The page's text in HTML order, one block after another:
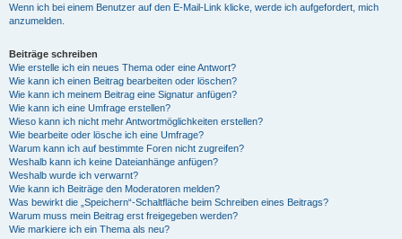
Wenn ich bei einem Benutzer auf den E-Mail-Link klicke, werde ich aufgefordert, mich
anzumelden.
Beiträge schreiben
Wie erstelle ich ein neues Thema oder eine Antwort?
Wie kann ich einen Beitrag bearbeiten oder löschen?
Wie kann ich meinem Beitrag eine Signatur anfügen?
Wie kann ich eine Umfrage erstellen?
Wieso kann ich nicht mehr Antwortmöglichkeiten erstellen?
Wie bearbeite oder lösche ich eine Umfrage?
Warum kann ich auf bestimmte Foren nicht zugreifen?
Weshalb kann ich keine Dateianhänge anfügen?
Weshalb wurde ich verwarnt?
Wie kann ich Beiträge den Moderatoren melden?
Was bewirkt die „Speichern“-Schaltfläche beim Schreiben eines Beitrags?
Warum muss mein Beitrag erst freigegeben werden?
Wie markiere ich ein Thema als neu?